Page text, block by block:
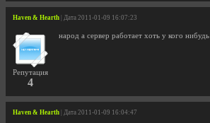
Haven & Hearth | Дата 2011-01-09 16:07:23
Репутация
4
народ а сервер работает хоть у кого нибудь
Haven & Hearth | Дата 2011-01-09 16:04:47